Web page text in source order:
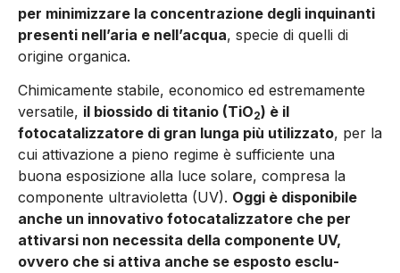
per mi­nimizzare la concentrazione degli inquinanti
presenti nell’a­ria e nell’acqua, specie di quelli di
origine organica.
Chimicamente stabile, econo­mico ed estremamente
versati­le, il biossido di titanio (TiO2) è il
fotocatalizzatore di gran lun­ga più utilizzato, per la
cui atti­vazione a pieno regime è suf­ficiente una
buona esposizio­ne alla luce solare, compresa la
componente ultravioletta (UV). Oggi è disponibile
anche un in­novativo fotocatalizzatore che per
attivarsi non necessita del­la componente UV,
ovvero che si attiva anche se esposto esclu­